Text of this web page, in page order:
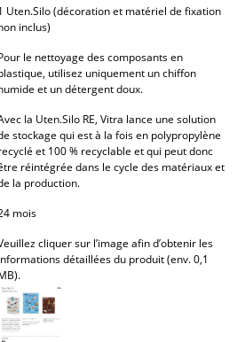
Uten.Silo (décoration et matériel de fixation
inclus)
le nettoyage des composants en
utilisez uniquement un chiffon
et un détergent doux.
la Uten.Silo RE, Vitra lance une solution
stockage qui est à la fois en polypropylène
et 100 % recyclable et qui peut donc
réintégrée dans le cycle des matériaux et
la production.
mois
cliquer sur l’image afin d’obtenir les
détaillées du produit (env. 0,1